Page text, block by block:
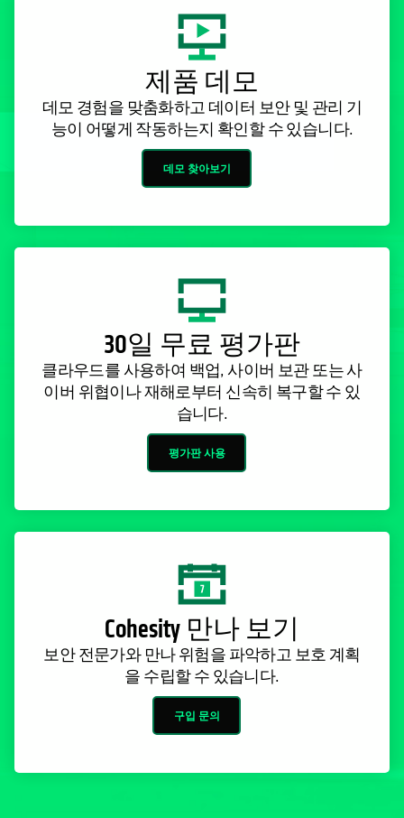
제품 데모
데모 경험을 맞춤화하고 데이터 보안 및 관리 기
능이 어떻게 작동하는지 확인할 수 있습니다.
데모 찾아보기
30일 무료 평가판
클라우드를 사용하여 백업, 사이버 보관 또는 사
이버 위협이나 재해로부터 신속히 복구할 수 있
습니다.
평가판 사용
Cohesity 만나 보기
보안 전문가와 만나 위험을 파악하고 보호 계획
을 수립할 수 있습니다.
구입 문의